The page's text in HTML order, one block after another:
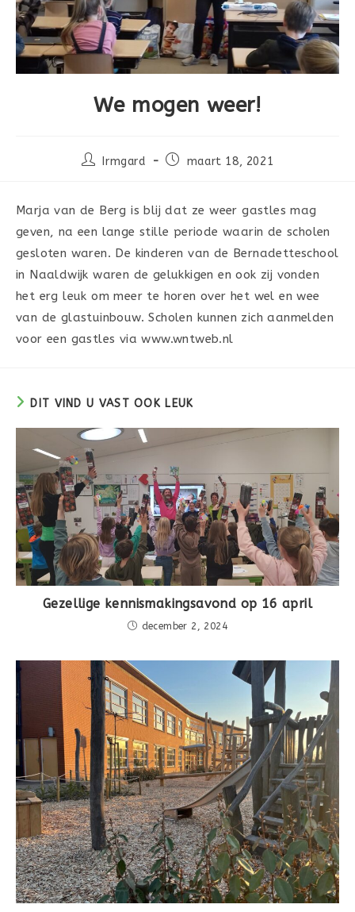
We mogen weer!
BerichtIrmgard
Berichtmaart 18, 2021
Marja van de Berg is blij dat ze weer gastles mag
geven, na een lange stille periode waarin de scholen
gesloten waren. De kinderen van de Bernadetteschool
in Naaldwijk waren de gelukkigen en ook zij vonden
het erg leuk om meer te horen over het wel en wee
van de glastuinbouw. Scholen kunnen zich aanmelden
voor een gastles via www.wntweb.nl
DIT VIND U VAST OOK LEUK
Gezellige kennismakingsavond op 16 april
december 2, 2024